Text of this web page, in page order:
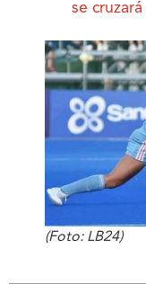
se cruzará
(Foto: LB24)